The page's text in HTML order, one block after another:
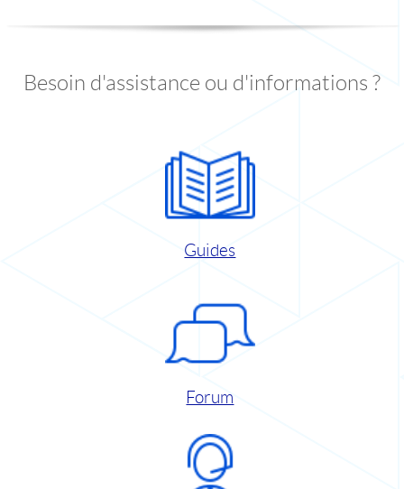
Besoin d'assistance ou d'informations ?
Guides
Forum